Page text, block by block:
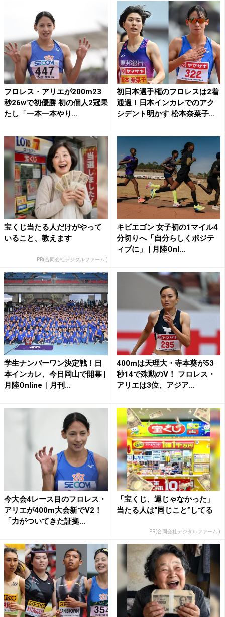
フロレス・アリエが200m23
秒26wで初優勝 初の個人2冠果
たし「一本一本やり...
初日本選手権のフロレスは2着
通過！日本インカレでのアク
シデント明かす 松本奈菜子...
宝くじ当たる人だけがやって
いること、教えます
PR(合同会社デジタルファーム )
キピエゴン 女子初の1マイル4
分切りへ「自分らしくポジテ
ィブに」 | 月陸Onl...
学生ナンバーワン決定戦！日
本インカレ、今日岡山で開幕 |
月陸Online｜月刊...
400mは天理大・寺本葵が53
秒14で殊勲のV！ フロレス・
アリエは3位、アジア...
今大会4レース目のフロレス・
アリエが400m大会新でV2！
「力がついてきた証拠...
「宝くじ、運じゃなかった」
当たる人は“同じこと”してる
PR(合同会社デジタルファーム )